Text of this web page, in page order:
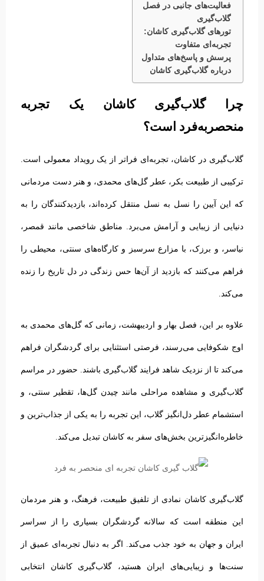
فعالیت‌های جانبی در فصل
گلاب‌گیری
تورهای گلاب‌گیری کاشان:
تجربه‌ای متفاوت
پرسش و پاسخ‌های متداول
درباره گلاب‌گیری کاشان
چرا گلاب‌گیری کاشان یک تجربه
منحصربه‌فرد است؟
گلاب‌گیری در کاشان، تجربه‌ای فراتر از یک رویداد معمولی است.
ترکیبی از طبیعت بکر، عطر گل‌های محمدی، و هنر دست مردمانی
که این آیین را نسل به نسل منتقل کرده‌اند، بازدیدکنندگان را به
دنیایی از زیبایی و آرامش می‌برد. مناطق شاخصی مانند قمصر،
نیاسر، و برزک، با مزارع سرسبز و کارگاه‌های سنتی، محیطی را
فراهم می‌کنند که بازدید از آن‌ها حس زندگی در دل تاریخ را زنده
می‌کند.
علاوه بر این، فصل بهار و اردیبهشت، زمانی که گل‌های محمدی به
اوج شکوفایی می‌رسند، فرصتی استثنایی برای گردشگران فراهم
می‌کند تا از نزدیک شاهد فرایند گلاب‌گیری باشند. حضور در مراسم
گلاب‌گیری و مشاهده مراحلی مانند چیدن گل‌ها، تقطیر سنتی، و
استشمام عطر دل‌انگیز گلاب، این تجربه را به یکی از جذاب‌ترین و
خاطره‌انگیزترین بخش‌های سفر به کاشان تبدیل می‌کند.
گلاب‌گیری کاشان نمادی از تلفیق طبیعت، فرهنگ، و هنر مردمان
این منطقه است که سالانه گردشگران بسیاری را از سراسر
ایران و جهان به خود جذب می‌کند. اگر به دنبال تجربه‌ای عمیق از
سنت‌ها و زیبایی‌های ایران هستید، گلاب‌گیری کاشان انتخابی